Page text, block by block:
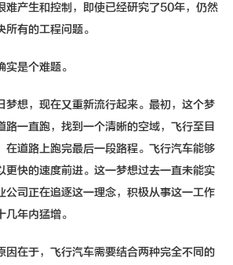
难产生和控制，即使已经研究了50年，仍然
有的工程问题。
实是个难题。
路一直跑，找到一个清晰的空域，飞行至目
在道路上跑完最后一段路程。飞行汽车能够
更快的速度前进。这一梦想过去一直未能实
公司正在追逐这一理念，积极从事这一工作
年内猛增。